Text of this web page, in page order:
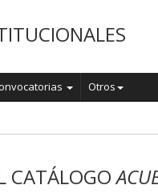
Otros
CATÁLOGO